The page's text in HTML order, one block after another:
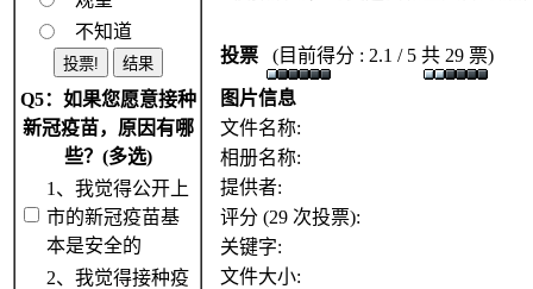
不知道
Q5：如果您愿意接种
新冠疫苗，原因有哪
些？(多选)
1、我觉得公开上
市的新冠疫苗基
本是安全的
2、我觉得接种疫
投票 (目前得分 : 2.1 / 5 共 29 票)
图片信息
文件名称:
相册名称:
提供者:
评分 (29 次投票):
关键字:
文件大小: